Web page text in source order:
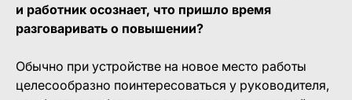
и работник осознает, что пришло время
разговаривать о повышении?
Обычно при устройстве на новое место работы
целесообразно поинтересоваться у руководителя,